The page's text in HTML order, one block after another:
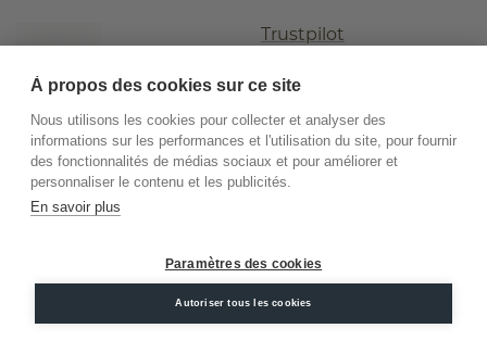
Trustpilot
.DiamondsByMe
Conditions
Confidentialité
Mentions
À propos des cookies sur ce site
Nous utilisons les cookies pour collecter et analyser des
informations sur les performances et l'utilisation du site, pour fournir
des fonctionnalités de médias sociaux et pour améliorer et
personnaliser le contenu et les publicités.
En savoir plus
Paramètres des cookies
Autoriser tous les cookies